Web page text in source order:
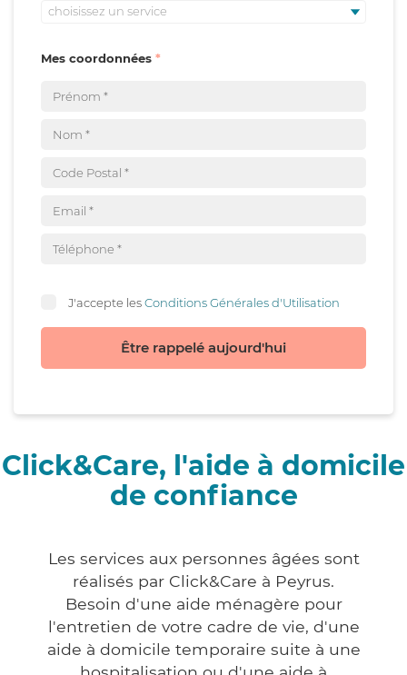
choisissez un service
Mes coordonnées
J'accepte lesConditions Générales d'Utilisation
Être rappelé aujourd'hui
Click&Care, l'aide à domicile
de confiance
Les services aux personnes âgées sont
réalisés par Click&Care à Peyrus.
Besoin d'une aide ménagère pour
l'entretien de votre cadre de vie, d'une
aide à domicile temporaire suite à une